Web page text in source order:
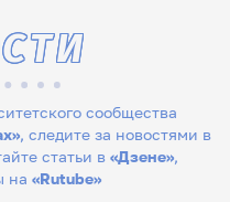
сообщества
, следите за новостями в
статьи в «Дзене»,
на «Rutube»